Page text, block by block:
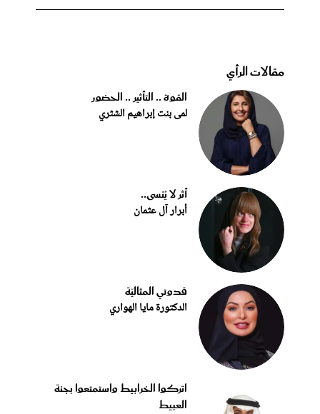
مقالات الرأي
القوة .. التأثير .. الحضور
لمى بنت إبراهيم الشثري
أثر لا يُنسى..
أبرار آل عثمان
قدوتي المثاليّة
الدكتورة مايا الهواري
اتركوا الخرابيط واستمتعوا بجنة
العبيط